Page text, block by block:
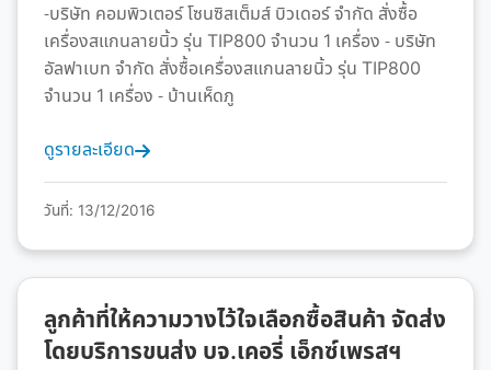
-บริษัท คอมพิวเตอร์ โซนซิสเต็มส์ บิวเดอร์ จำกัด สั่งซื้อ
เครื่องสแกนลายนิ้ว รุ่น TIP800 จำนวน 1 เครื่อง - บริษัท
อัลฟาเบท จำกัด สั่งซื้อเครื่องสแกนลายนิ้ว รุ่น TIP800
จำนวน 1 เครื่อง - บ้านเห็ดภู
ดูรายละเอียด
วันที่: 13/12/2016
ลูกค้าที่ให้ความวางไว้ใจเลือกซื้อสินค้า จัดส่ง
โดยบริการขนส่ง บจ.เคอรี่ เอ็กซ์เพรสฯ